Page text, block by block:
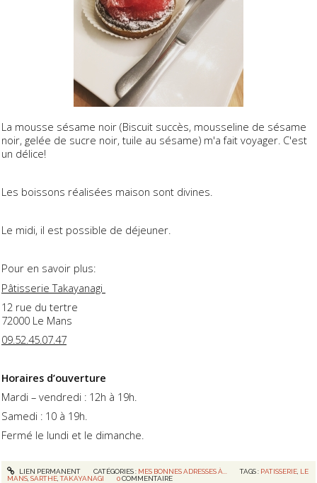
La mousse sésame noir (Biscuit succès, mousseline de sésame
noir, gelée de sucre noir, tuile au sésame) m'a fait voyager. C'est
un délice!
Les boissons réalisées maison sont divines.
Le midi, il est possible de déjeuner.
Pour en savoir plus:
Pâtisserie Takayanagi
12 rue du tertre
72000 Le Mans
09.52.45.07.47
Horaires d’ouverture
Mardi – vendredi : 12h à 19h.
Samedi : 10 à 19h.
Fermé le lundi et le dimanche.
LIEN PERMANENT CATÉGORIES : MES BONNES ADRESSES À... TAGS : PATISSERIE LE
MANS ,SARTHE ,TAKAYANAGI 0 COMMENTAIRE